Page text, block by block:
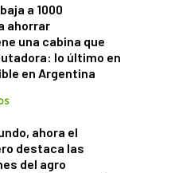
a 1000
ahorrar
una cabina que
lo último en
en Argentina
ahora el
destaca las
del agro